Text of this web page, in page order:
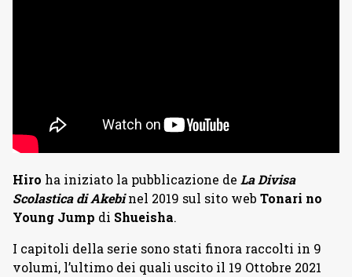
Hiro ha iniziato la pubblicazione de La Divisa
Scolastica di Akebinel 2019 sul sito web Tonari no
Young Jump di Shueisha.
I capitoli della serie sono stati finora raccolti in 9
volumi, l’ultimo dei quali uscito il 19 Ottobre 2021